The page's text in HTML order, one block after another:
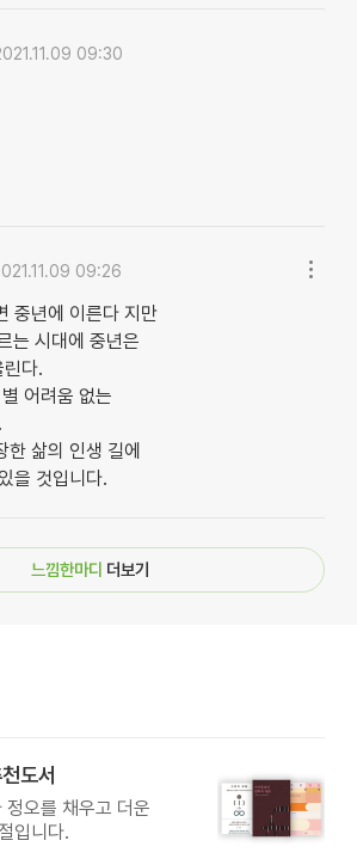
09:30
09:26
중년에 이른다 지만
는 시대에 중년은
다.
어려움 없는
한 삶의 인생 길에
을 것입니다.
느낌한마디 더보기
도서
오를 채우고 더운
입니다.